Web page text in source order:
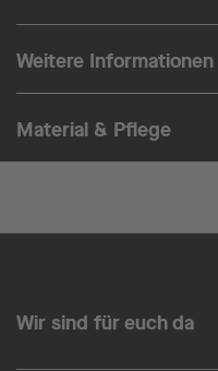
Weitere Informationen
Material & Pflege
Wir sind für euch da